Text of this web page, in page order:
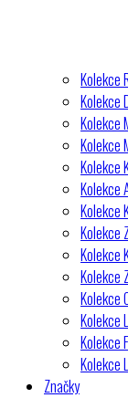
Kolekce
Kolekce
Kolekce
Kolekce
Kolekce
Kolekce
Kolekce
Kolekce
Kolekce
Kolekce
Kolekce
Kolekce
Kolekce
Kolekce
Značky